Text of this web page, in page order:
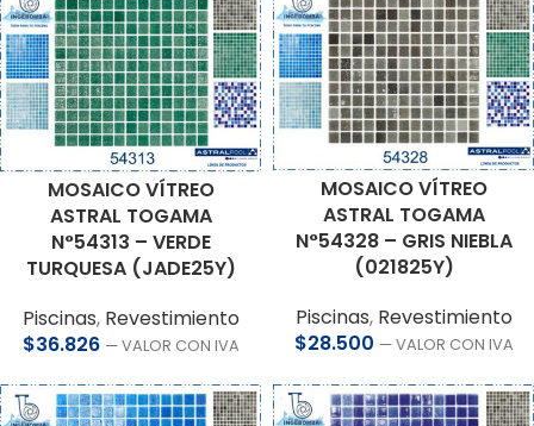
MOSAICO VÍTREO
ASTRAL TOGAMA
N°54313 – VERDE
TURQUESA (JADE25Y)
Piscinas, Revestimiento
$36.826 — VALOR CON IVA
MOSAICO VÍTREO
ASTRAL TOGAMA
N°54328 – GRIS NIEBLA
(021825Y)
Piscinas, Revestimiento
$28.500 — VALOR CON IVA